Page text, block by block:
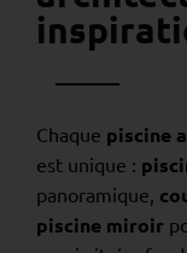
Chaque piscine
est unique :
panoramique,
piscine miroir